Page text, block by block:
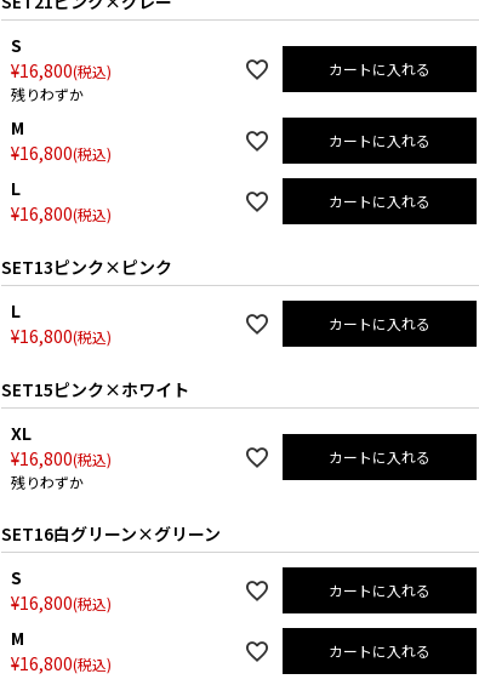
S
¥16,800 税込
残りわずか
カートに入れる
M
¥16,800 税込
カートに入れる
L
¥16,800 税込
カートに入れる
SET13ピンク×ピンク
L
¥16,800 税込
カートに入れる
SET15ピンク×ホワイト
XL
¥16,800 税込
残りわずか
カートに入れる
SET16白グリーン×グリーン
S
¥16,800 税込
カートに入れる
M
¥16,800 税込
カートに入れる